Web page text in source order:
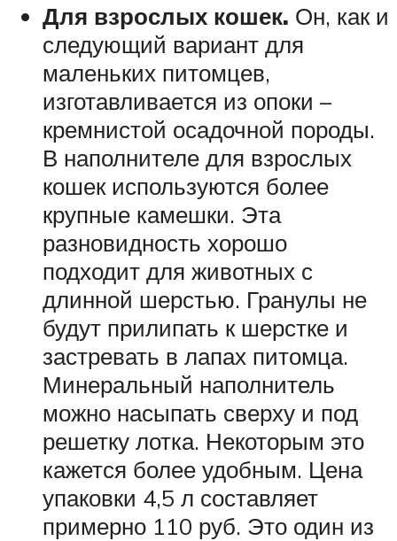
Для взрослых кошек. Он, как и
следующий вариант для
маленьких питомцев,
изготавливается из опоки –
кремнистой осадочной породы.
В наполнителе для взрослых
кошек используются более
крупные камешки. Эта
разновидность хорошо
подходит для животных с
длинной шерстью. Гранулы не
будут прилипать к шерстке и
застревать в лапах питомца.
Минеральный наполнитель
можно насыпать сверху и под
решетку лотка. Некоторым это
кажется более удобным. Цена
упаковки 4,5 л составляет
примерно 110 руб. Это один из